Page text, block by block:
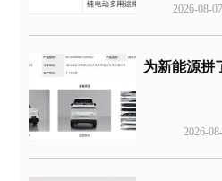
2026-08-
为新能源拼
2026-